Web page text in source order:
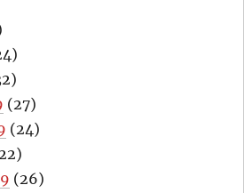
(27)
(24)
(26)